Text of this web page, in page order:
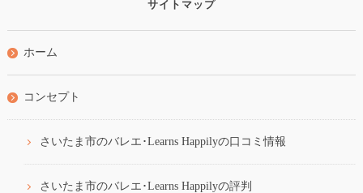
サイトマップ
ホーム
コンセプト
さいたま市のバレエ･Learns Happilyの口コミ情報
さいたま市のバレエ･Learns Happilyの評判